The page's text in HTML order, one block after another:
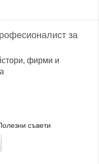
за
фирми и
съвети